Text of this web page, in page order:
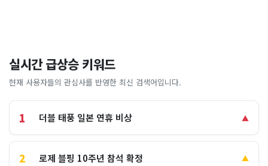
실시간 급상승 키워드
현재 사용자들의 관심사를 반영한 최신 검색어입니다.
1 더블 태풍 일본 연휴 비상 ▲
2 로제 블핑 10주년 참석 확정 ▲